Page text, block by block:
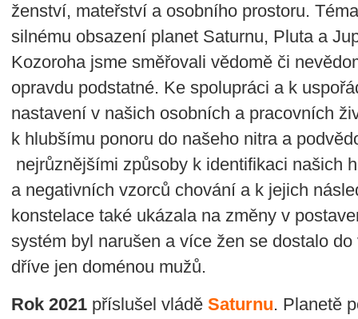
ženství, mateřství a osobního prostoru.
silnému obsazení planet Saturnu, Pluta a
Kozoroha jsme směřovali vědomě či
opravdu podstatné. Ke spolupráci a k
nastavení v našich osobních a pracovních
k hlubšímu ponoru do našeho nitra a
nejrůznějšími způsoby k identifikaci našich
a negativních vzorců chování a k jejich
konstelace také ukázala na změny v
systém byl narušen a více žen se dostalo
dříve jen doménou mužů.
Rok 2021 příslušel vládě Saturnu. Planetě